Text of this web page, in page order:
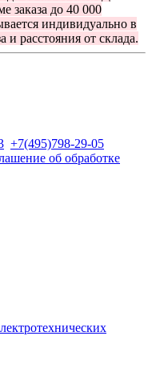
заказа до 40 000
индивидуально в
и расстояния от склада.
+7(495)798-29-05
об обработке